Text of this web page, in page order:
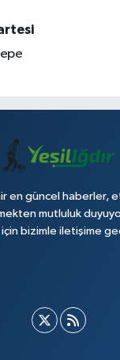
en güncel haberler,
mutluluk
bizimle iletişime